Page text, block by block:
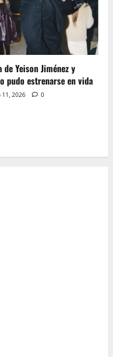
Yeison Jiménez y
pudo estrenarse en vida
2026 0